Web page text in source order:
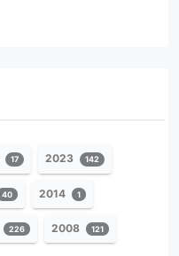
17 2023 142
40 2014 1
226 2008 121